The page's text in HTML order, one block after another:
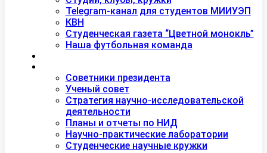
Telegram-канал для студентов МИИУЭП
КВН
Студенческая газета “Цветной монокль”
Наша футбольная команда
Советники президента
Ученый совет
Стратегия научно-исследовательской
деятельности
Планы и отчеты по НИД
Научно-практические лаборатории
Студенческие научные кружки